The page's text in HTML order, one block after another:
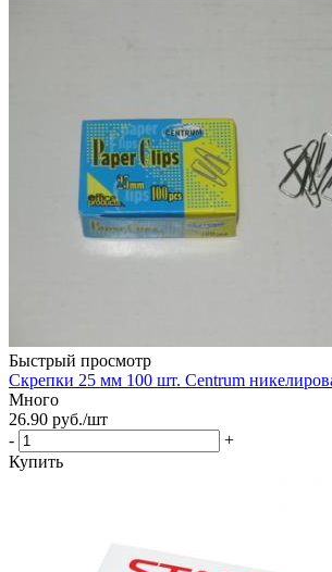
Быстрый просмотр
Скрепки 25 мм 100 шт. Centrum
Много
26.90 руб./шт
-
+
Купить